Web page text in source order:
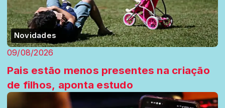
Novidades
09/08/2026
Pais estão menos presentes na criação
de filhos, aponta estudo